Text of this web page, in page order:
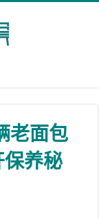
老面包
养秘